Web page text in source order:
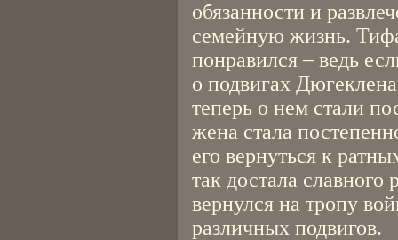
обязанности и
семейную жизнь.
понравился – ведь
о подвигах
теперь о нем стали
жена стала
его вернуться к
так достала
вернулся на тропу
различных подвигов.